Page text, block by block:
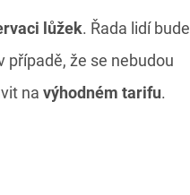
lůžek. Řada lidí bude
že se nebudou
na výhodném tarifu.